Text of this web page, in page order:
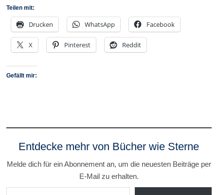
Teilen mit:
Drucken WhatsApp Facebook
X Pinterest Reddit
Gefällt mir:
Entdecke mehr von Bücher wie Sterne
Melde dich für ein Abonnement an, um die neuesten Beiträge per
E-Mail zu erhalten.
Gib deine E-Mail-Adresse ein ...